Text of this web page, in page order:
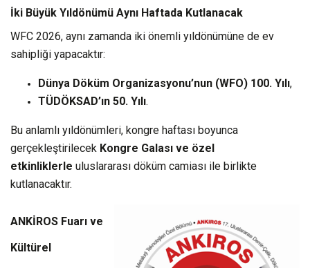
İki Büyük Yıldönümü Aynı Haftada Kutlanacak
WFC 2026, aynı zamanda iki önemli yıldönümüne de ev
sahipliği yapacaktır:
Dünya Döküm Organizasyonu’nun (WFO) 100. Yılı,
TÜDÖKSAD’ın 50. Yılı.
Bu anlamlı yıldönümleri, kongre haftası boyunca
gerçekleştirilecek Kongre Galası ve özel
etkinliklerle uluslararası döküm camiası ile birlikte
kutlanacaktır.
ANKİROS Fuarı ve
Kültürel